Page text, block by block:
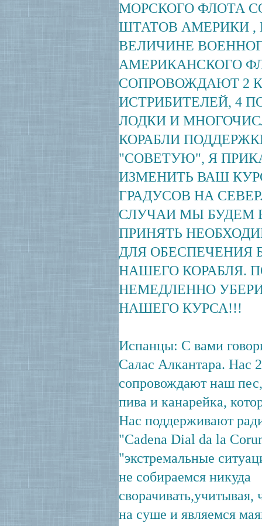
МОРСКОГО ФЛОТА
ШТАТОВ АМЕРИКИ ,
ВЕЛИЧИНЕ
АМЕРИКАНСКОГО
СОПРОВОЖДАЮТ 2
ИСТРИБИТЕЛЕЙ, 4
ЛОДКИ И
КОРАБЛИ
"СОВЕТУЮ", Я
ИЗМЕНИТЬ ВАШ
ГРАДУСОВ НА
СЛУЧАИ МЫ
ПРИНЯТЬ
ДЛЯ ОБЕСПЕЧЕНИЯ
НАШЕГО КОРАБЛЯ.
НЕМЕДЛЕННО
НАШЕГО КУРСА!!!
Испанцы: С вами
Салас Алкантара. Нас
сопровождают наш
пива и канарейка,
Нас поддерживают
"Cadena Dial da la
"экстремальные
не собираемся никуда
на суше и являемся